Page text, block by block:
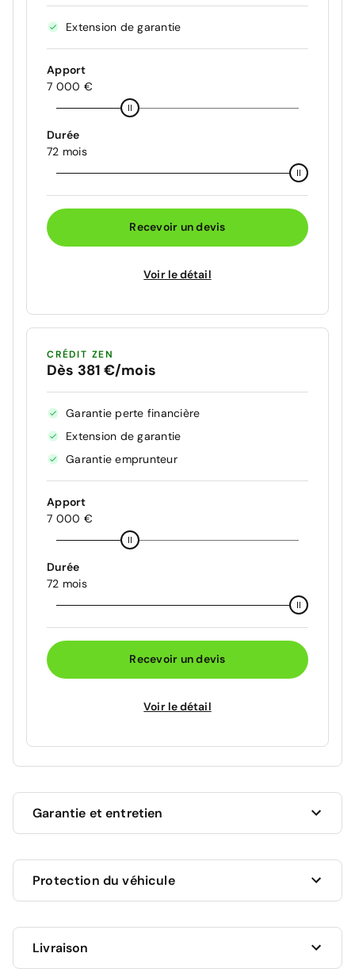
Extension de garantie
Apport
7 000 €
Durée
72 mois
Recevoir un devis
Voir le détail
CRÉDIT ZEN
Dès 381 €/mois
Garantie perte financière
Extension de garantie
Garantie emprunteur
Apport
7 000 €
Durée
72 mois
Recevoir un devis
Voir le détail
Garantie et entretien
mois à compter de la date de livraison.
agenceou appelez-nous au
pour plus
d'informations.
Protection du véhicule
AUCUNE PROTECTION
0 €
Livraison